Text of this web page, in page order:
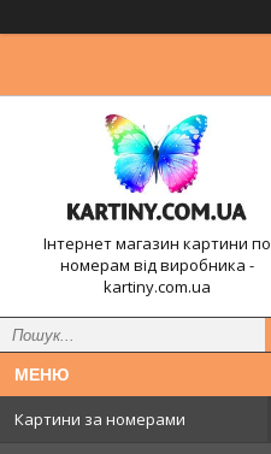
Інтернет магазин картини по
номерам від виробника -
kartiny.com.ua
Картини за номерами